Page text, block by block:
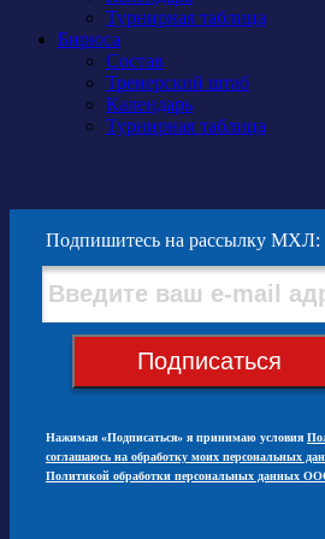
Турнирная таблица
Бирюса
Состав
Тренерский штаб
Календарь
Турнирная таблица
Подпишитесь на рассылку МХЛ:
Подписаться
Нажимая «Подписаться» я принимаю условия
соглашаюсь на обработку моих персональных
Политикой обработки персональных данных